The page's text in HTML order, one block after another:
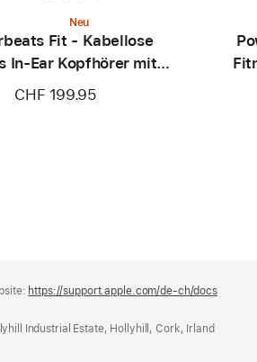
Neu
Fit - Kabellose
In-Ear Kopfhörer mit
Sitz - Powerpink
CHF 199.95
https://support.apple.com/de-ch/docs(öffnet
Industrial Estate, Hollyhill, Cork, Irland